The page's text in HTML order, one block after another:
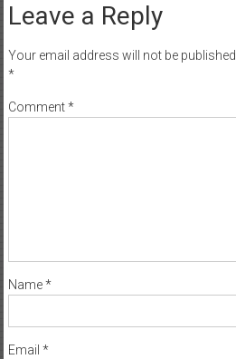
Leave a Reply
Your email address will not be published.
*
Comment*
Name*
Email *